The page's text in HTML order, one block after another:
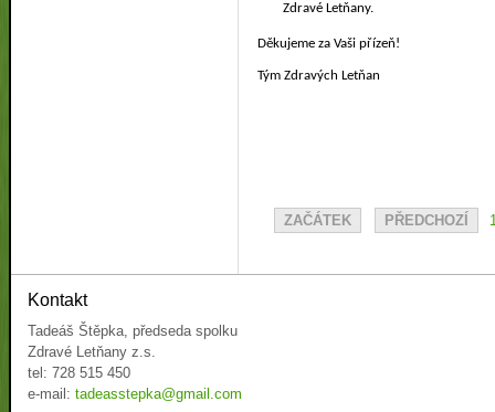
Zdravé Letňany.
Děkujeme za Vaši přízeň!
Tým Zdravých Letňan
ZAČÁTEK PŘEDCHOZÍ
Kontakt
Tadeáš Štěpka, předseda spolku
Zdravé Letňany z.s.
tel: 728 515 450
e-mail: tadeasstepka@gmail.com